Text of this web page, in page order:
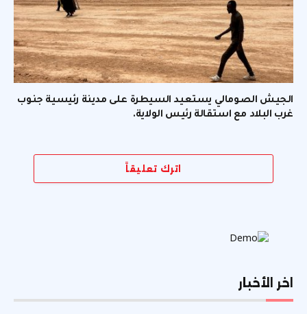
الجيش الصومالي يستعيد السيطرة على مدينة رئيسية جنوب
غرب البلاد مع استقالة رئيس الولاية.
اترك تعليقاً
اخر الأخبار